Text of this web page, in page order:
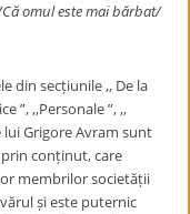
omul este mai bărbat/
secțiunile ,, De la
”, ,,Personale ”, ,,
lui Grigore Avram sunt
conținut, care
membrilor societății
și este puternic